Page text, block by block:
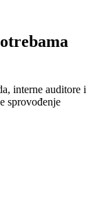
interne auditore i
sprovođenje